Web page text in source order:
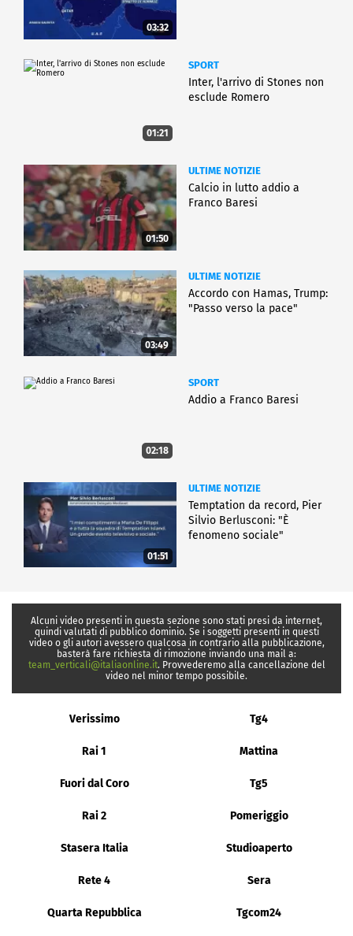
03:32
01:21
SPORT
Inter, l'arrivo di Stones non
esclude Romero
01:50
ULTIME NOTIZIE
Calcio in lutto addio a
Franco Baresi
03:49
ULTIME NOTIZIE
Accordo con Hamas, Trump:
"Passo verso la pace"
02:18
SPORT
Addio a Franco Baresi
01:51
ULTIME NOTIZIE
Temptation da record, Pier
Silvio Berlusconi: "È
fenomeno sociale"
Alcuni video presenti in questa sezione sono stati presi da internet,
quindi valutati di pubblico dominio. Se i soggetti presenti in questi
video o gli autori avessero qualcosa in contrario alla pubblicazione,
basterà fare richiesta di rimozione inviando una mail a:
team_verticali@italiaonline.it. Provvederemo alla cancellazione del
video nel minor tempo possibile.
Verissimo Tg4
Rai 1 Mattina
Fuori dal Coro Tg5
Rai 2 Pomeriggio
Stasera Italia Studioaperto
Rete 4 Sera
Quarta Repubblica Tgcom24